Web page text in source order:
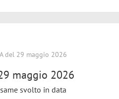
del 29 maggio 2026
maggio 2026
svolto in data